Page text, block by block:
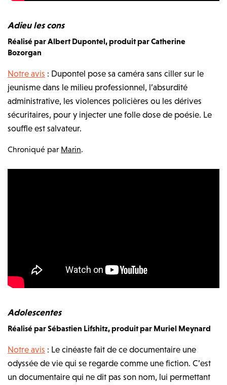
Adieu les cons
Réalisé par Albert Dupontel, produit par Catherine
Bozorgan
Notre avis : Dupontel pose sa caméra sans ciller sur le
jeunisme dans le milieu professionnel, l’absurdité
administrative, les violences policières ou les dérives
sécuritaires, pour y injecter une folle dose de poésie. Le
souffle est salvateur.
Chroniqué par Marin.
Adolescentes
Réalisé par Sébastien Lifshitz, produit par Muriel Meynard
Notre avis : Le cinéaste fait de ce documentaire une
odyssée de vie qui se regarde comme une fiction. C’est
un documentaire qui ne dit pas son nom, lui permettant